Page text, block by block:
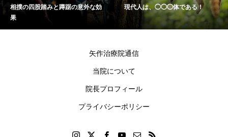
現代人は、◯◯◯体である！
日刊ゲンダイの取材（2010/
6）
矢作治療院通信
当院について
院長プロフィール
プライバシーポリシー